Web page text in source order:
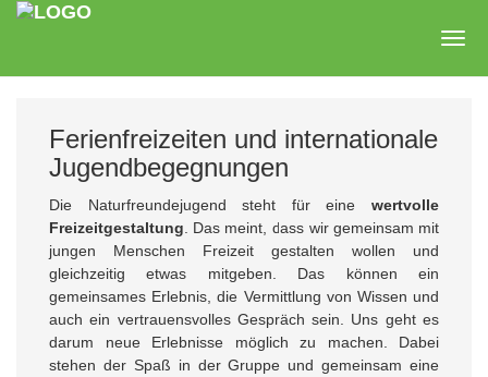
Zum
Ferienfreizeiten und internationale
Jugendbegegnungen
Die Naturfreundejugend steht für eine wertvolle
Freizeitgestaltung . Das meint, dass wir gemeinsam mit
jungen Menschen Freizeit gestalten wollen und
gleichzeitig etwas mitgeben. Das können ein
gemeinsames Erlebnis, die Vermittlung von Wissen und
auch ein vertrauensvolles Gespräch sein. Uns geht es
darum neue Erlebnisse möglich zu machen. Dabei
stehen der Spaß in der Gruppe und gemeinsam eine